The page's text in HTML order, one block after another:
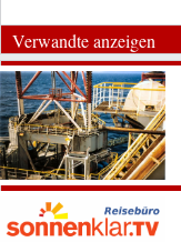
Verwandte anzeigen